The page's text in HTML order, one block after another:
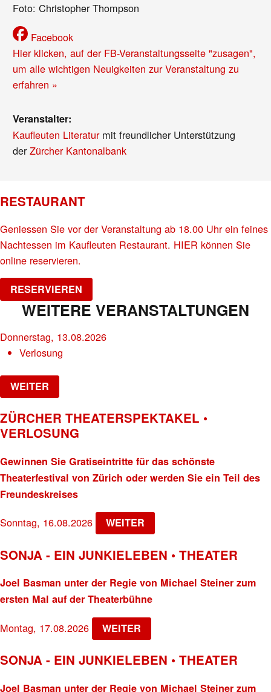
Foto: Christopher Thompson
Facebook
Hier klicken, auf der FB-Veranstaltungsseite "zusagen",
um alle wichtigen Neuigkeiten zur Veranstaltung zu
erfahren »
Veranstalter:
Kaufleuten Literaturmit freundlicher Unterstützung
derZürcher Kantonalbank
RESTAURANT
Geniessen Sie vor der Veranstaltung ab 18.00 Uhr ein feines
Nachtessen im Kaufleuten Restaurant. HIER können Sie
online reservieren.
RESERVIEREN
WEITERE VERANSTALTUNGEN
Donnerstag, 13.08.2026
Verlosung
WEITER
ZÜRCHER THEATERSPEKTAKEL •
VERLOSUNG
Gewinnen Sie Gratiseintritte für das schönste
Theaterfestival von Zürich oder werden Sie ein Teil des
Freundeskreises
Sonntag, 16.08.2026 WEITER
SONJA - EIN JUNKIELEBEN • THEATER
Joel Basman unter der Regie von Michael Steiner zum
ersten Mal auf der Theaterbühne
Montag, 17.08.2026 WEITER
SONJA - EIN JUNKIELEBEN • THEATER
Joel Basman unter der Regie von Michael Steiner zum